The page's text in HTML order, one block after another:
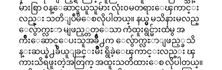
မ်ားစြာ ၀န္ေဆာင္ခယူသူမ်ား လုံး၀မတရားေၾကာင္း
လည္း သတိျပဳမိေစလိုပါတယ္။ နယ္မွ မသိနားမလည္
ေလွ်ာက္လႊာ မျဖည့္တတ္ေသာ ကံထူးရွင္မ်ားထံမွ အ
က်ိဳးေဆာင္ေပးသူအခ်ိဳ႕က ေလွ်ာက္လႊာျဖည့္ခ သိ
န္းဆယ္နဲ႕ခ်ီယူျခင္းမ်ိဳး ရွိခဲ့ေၾကာင္းလည္း ၾ
ကားသိရဖူးတဲ့အတြက္ အထူးသတိထားေစ လိုပါတယ္။